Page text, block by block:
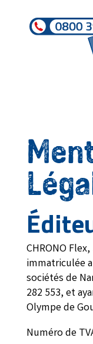
CHRONO
immatriculée
sociétés de
282 553, et
Olympe de
Numéro de